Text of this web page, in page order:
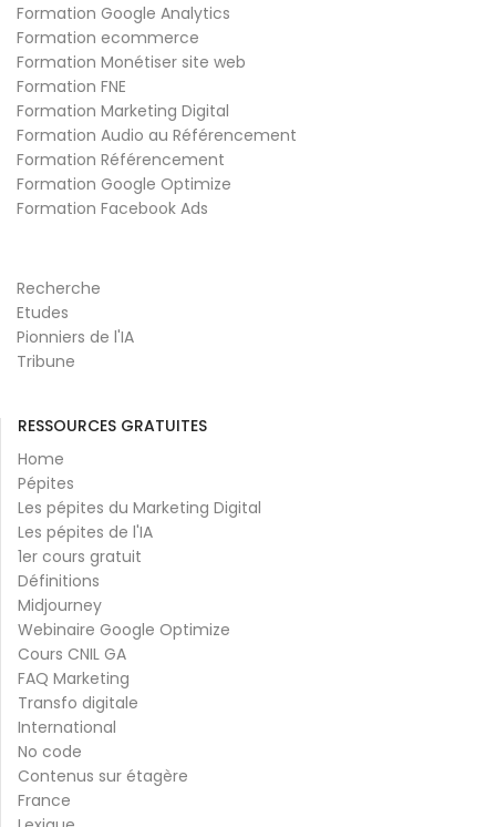
Formation Google Analytics
Formation ecommerce
Formation Monétiser site web
Formation FNE
Formation Marketing Digital
Formation Audio au Référencement
Formation Référencement
Formation Google Optimize
Formation Facebook Ads
Recherche
Etudes
Pionniers de l'IA
Tribune
RESSOURCES GRATUITES
Home
Pépites
Les pépites du Marketing Digital
Les pépites de l'IA
1er cours gratuit
Définitions
Midjourney
Webinaire Google Optimize
Cours CNIL GA
FAQ Marketing
Transfo digitale
International
No code
Contenus sur étagère
France